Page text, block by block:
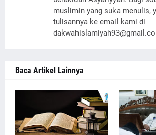
muslimin yang suka menulis,
tulisannya ke email kami di
Baca Artikel Lainnya